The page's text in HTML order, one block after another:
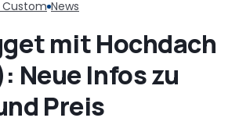
Custom News
mit Hochdach
Neue Infos zu
Preis